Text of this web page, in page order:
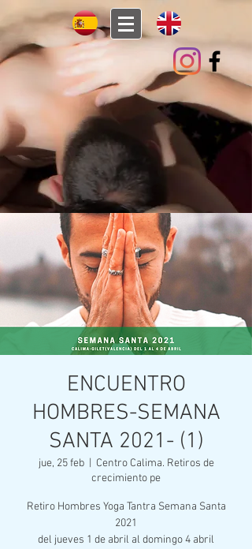
ENCUENTRO
HOMBRES-SEMANA
SANTA 2021- (1)
jue, 25 feb
  |
Centro Calima. Retiros de
crecimiento pe
Retiro Hombres Yoga Tantra Semana Santa
2021
del jueves 1 de abril al domingo 4 abril